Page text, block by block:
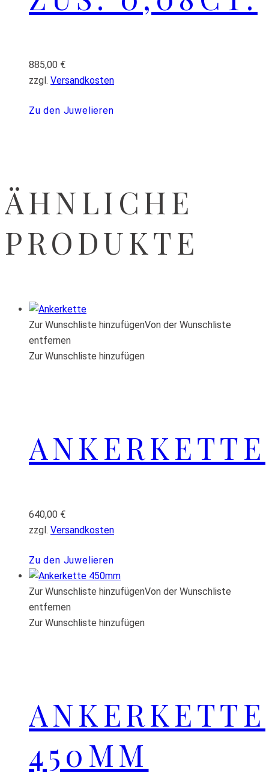
885,00 €
zzgl. Versandkosten
Zu den Juwelieren
ÄHNLICHE
PRODUKTE
Zur Wunschliste hinzufügenVon der Wunschliste
entfernen
Zur Wunschliste hinzufügen
ANKERKETTE
640,00 €
zzgl. Versandkosten
Zu den Juwelieren
Zur Wunschliste hinzufügenVon der Wunschliste
entfernen
Zur Wunschliste hinzufügen
ANKERKETTE
450MM